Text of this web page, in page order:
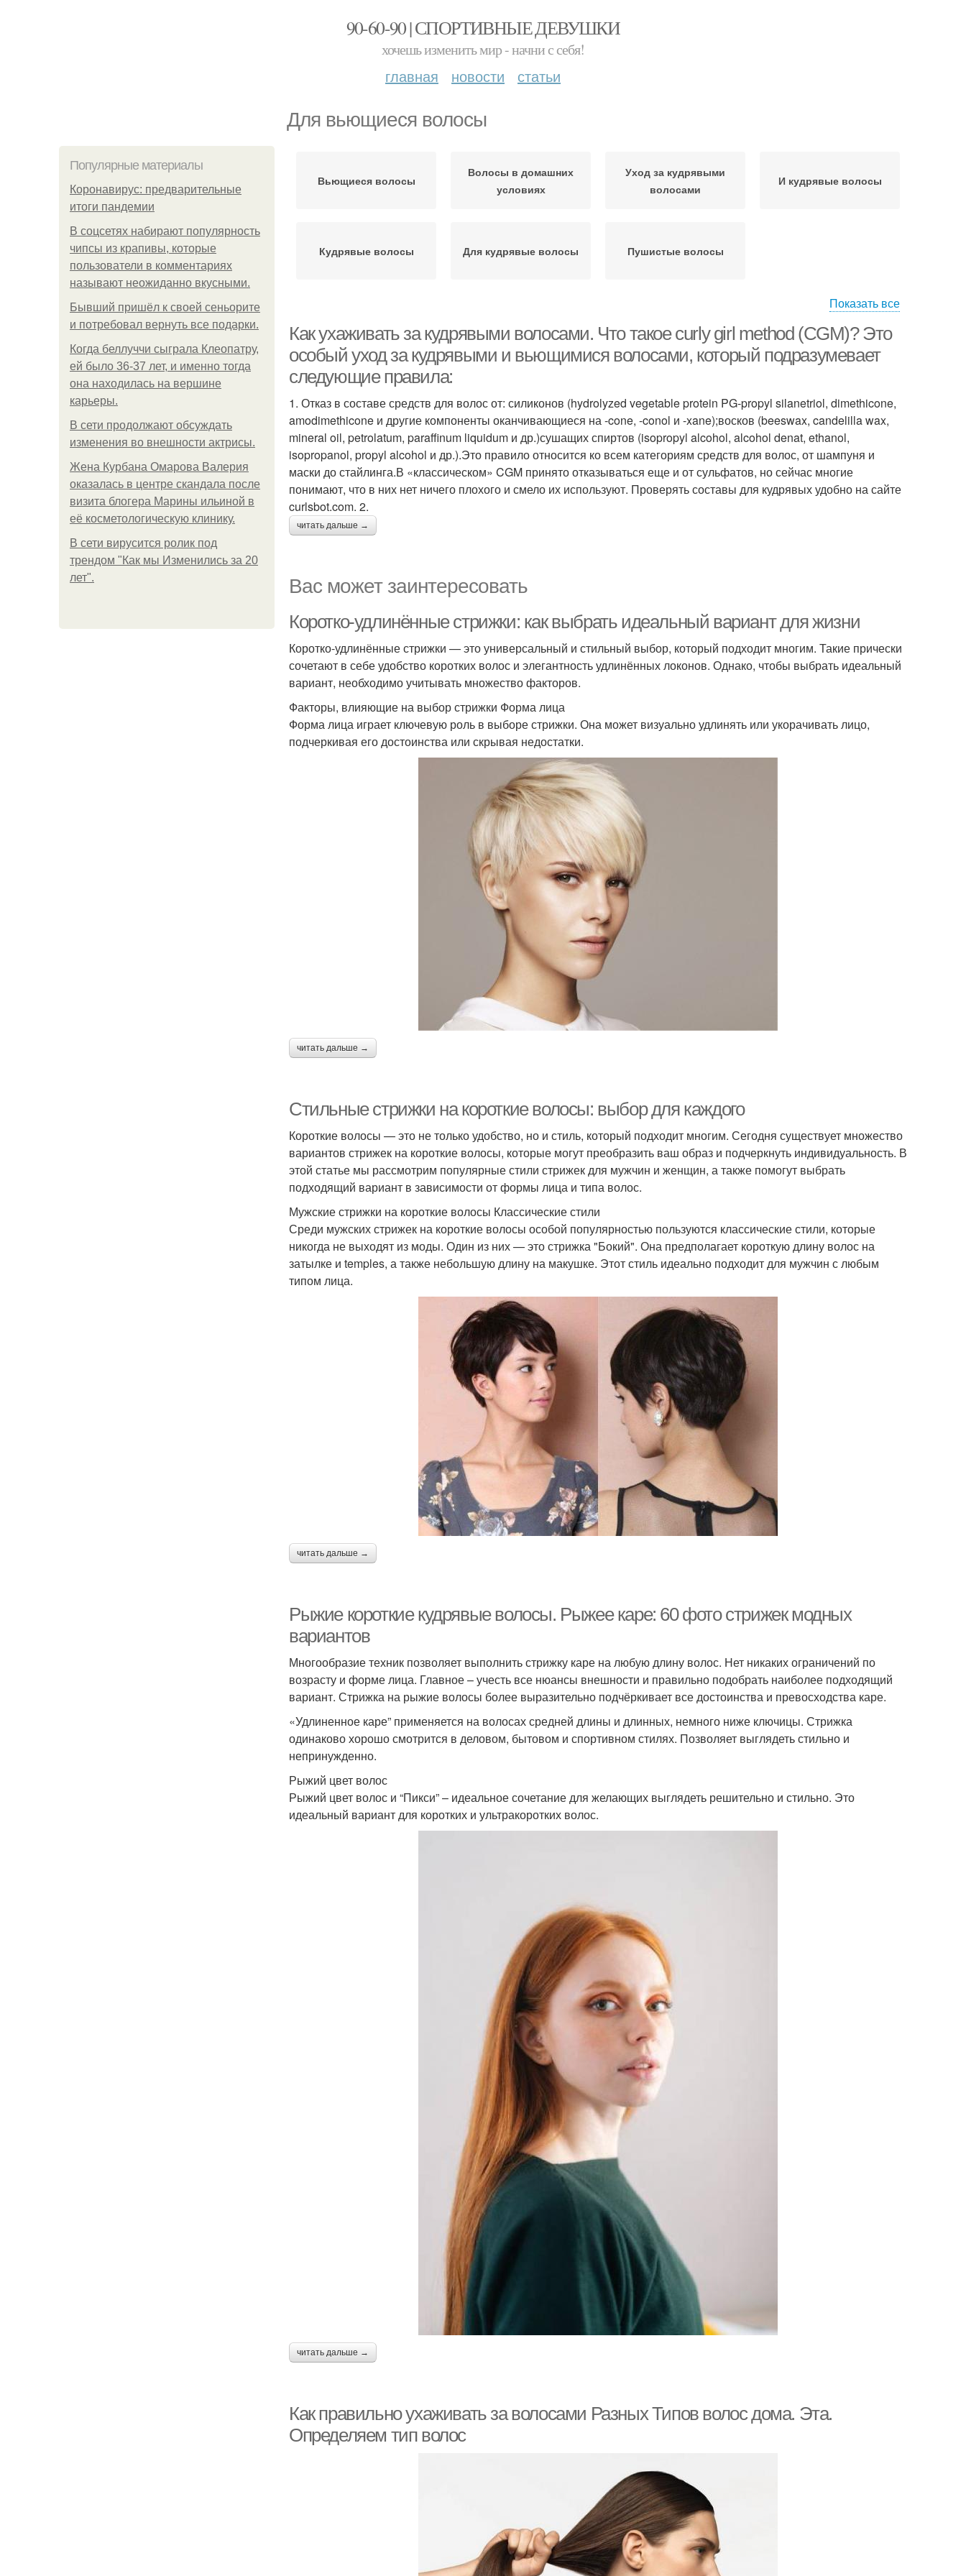
90-60-90 | СПОРТИВНЫЕ ДЕВУШКИ
хочешь изменить мир - начни с себя!
главная новости статьи
Для вьющиеся волосы
Популярные материалы
Коронавирус: предварительные
итоги пандемии
В соцсетях набирают популярность
чипсы из крапивы, которые
пользователи в комментариях
называют неожиданно вкусными.
Бывший пришёл к своей сеньорите
и потребовал вернуть все подарки.
Когда беллуччи сыграла Клеопатру,
ей было 36-37 лет, и именно тогда
она находилась на вершине
карьеры.
В сети продолжают обсуждать
изменения во внешности актрисы.
Жена Курбана Омарова Валерия
оказалась в центре скандала после
визита блогера Марины ильиной в
её косметологическую клинику.
В сети вирусится ролик под
трендом "Как мы Изменились за 20
лет".
Вьющиеся волосы
Волосы в домашних
условиях
Уход за кудрявыми
волосами
И кудрявые волосы
Кудрявые волосы Для кудрявые волосы Пушистые волосы
Показать все
Как ухаживать за кудрявыми волосами. Что такое curly girl method (CGM)? Это
особый уход за кудрявыми и вьющимися волосами, который подразумевает
следующие правила:
1. Отказ в составе средств для волос от: силиконов (hydrolyzed vegetable protein PG-propyl silanetriol, dimethicone,
amodimethicone и другие компоненты оканчивающиеся на -cone, -conol и -xane);восков (beeswax, candelilla wax,
mineral oil, petrolatum, paraffinum liquidum и др.)сушащих спиртов (isopropyl alcohol, alcohol denat, ethanol,
isopropanol, propyl alcohol и др.).Это правило относится ко всем категориям средств для волос, от шампуня и
маски до стайлинга.В «классическом» CGM принято отказываться еще и от сульфатов, но сейчас многие
понимают, что в них нет ничего плохого и смело их используют. Проверять составы для кудрявых удобно на сайте
curlsbot.com. 2.
читать дальше →
Вас может заинтересовать
Коротко-удлинённые стрижки: как выбрать идеальный вариант для жизни
Коротко-удлинённые стрижки — это универсальный и стильный выбор, который подходит многим. Такие прически
сочетают в себе удобство коротких волос и элегантность удлинённых локонов. Однако, чтобы выбрать идеальный
вариант, необходимо учитывать множество факторов.
Факторы, влияющие на выбор стрижки Форма лица
Форма лица играет ключевую роль в выборе стрижки. Она может визуально удлинять или укорачивать лицо,
подчеркивая его достоинства или скрывая недостатки.
читать дальше →
Стильные стрижки на короткие волосы: выбор для каждого
Короткие волосы — это не только удобство, но и стиль, который подходит многим. Сегодня существует множество
вариантов стрижек на короткие волосы, которые могут преобразить ваш образ и подчеркнуть индивидуальность. В
этой статье мы рассмотрим популярные стили стрижек для мужчин и женщин, а также помогут выбрать
подходящий вариант в зависимости от формы лица и типа волос.
Мужские стрижки на короткие волосы Классические стили
Среди мужских стрижек на короткие волосы особой популярностью пользуются классические стили, которые
никогда не выходят из моды. Один из них — это стрижка "Бокий". Она предполагает короткую длину волос на
затылке и temples, а также небольшую длину на макушке. Этот стиль идеально подходит для мужчин с любым
типом лица.
читать дальше →
Рыжие короткие кудрявые волосы. Рыжее каре: 60 фото стрижек модных
вариантов
Многообразие техник позволяет выполнить стрижку каре на любую длину волос. Нет никаких ограничений по
возрасту и форме лица. Главное – учесть все нюансы внешности и правильно подобрать наиболее подходящий
вариант. Стрижка на рыжие волосы более выразительно подчёркивает все достоинства и превосходства каре.
«Удлиненное каре” применяется на волосах средней длины и длинных, немного ниже ключицы. Стрижка
одинаково хорошо смотрится в деловом, бытовом и спортивном стилях. Позволяет выглядеть стильно и
непринужденно.
Рыжий цвет волос
Рыжий цвет волос и “Пикси” – идеальное сочетание для желающих выглядеть решительно и стильно. Это
идеальный вариант для коротких и ультракоротких волос.
читать дальше →
Как правильно ухаживать за волосами Разных Типов волос дома. Эта.
Определяем тип волос